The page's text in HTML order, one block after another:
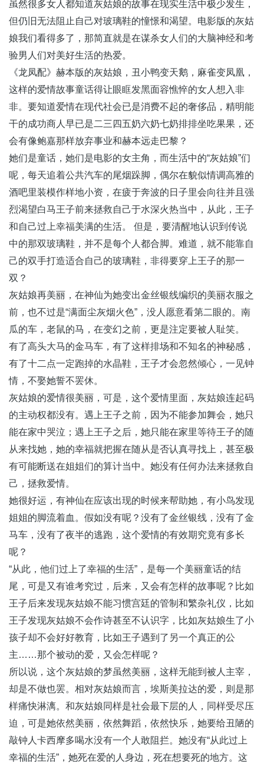
虽然很多女人都知道灰姑娘的故事在现实生活中极少发生，
但仍旧无法阻止自己对玻璃鞋的憧憬和渴望。电影版的灰姑
娘我们看得多了，那简直就是在谋杀女人们的大脑神经和考
验男人们对美好生活的热爱。
《龙凤配》赫本版的灰姑娘，丑小鸭变天鹅，麻雀变凤凰，
这样的爱情故事童话得让眼眶发黑面容憔悴的女人想入非
非。要知道爱情在现代社会已是消费不起的奢侈品，精明能
干的成功商人早已是二三四五奶六奶七奶排排坐吃果果，还
会有像鲍嘉那样放弃事业和赫本远走巴黎？
她们是童话，她们是电影的女主角，而生活中的“灰姑娘”们
呢，每天追着公共汽车的尾烟跺脚，偶尔在貌似情调高雅的
酒吧里装模作样地小资，在疲于奔波的日子里会向往并且强
烈渴望白马王子前来拯救自己于水深火热当中，从此，王子
和自己过上幸福美满的生活。 但是，要清醒地认识到传说
中的那双玻璃鞋，并不是每个人都合脚。难道，就不能靠自
己的双手打造适合自己的玻璃鞋，非得要穿上王子的那一
双？
灰姑娘再美丽，在神仙为她变出金丝银线编织的美丽衣服之
前，也不过是“满面尘灰烟火色”，没人愿意看第二眼的。南
瓜的车，老鼠的马，在变幻之前，更是注定要被人耻笑。
有了高头大马的金马车，有了这样排场和不知名的神秘感，
有了十二点一定跑掉的水晶鞋，王子才会忽然倾心，一见钟
情，不娶她誓不罢休。
灰姑娘的爱情很美丽，可是，这个爱情里面，灰姑娘连起码
的主动权都没有。遇上王子之前，因为不能参加舞会，她只
能在家中哭泣；遇上王子之后，她只能在家里等待王子的随
从来找她，她的幸福就把握在随从是否认真寻找上，甚至极
有可能断送在姐姐们的算计当中。她没有任何办法来拯救自
己，拯救爱情。
她很好运，有神仙在应该出现的时候来帮助她，有小鸟发现
姐姐的脚流着血。假如没有呢？没有了金丝银线，没有了金
马车，没有了夜半的逃跑，这个爱情的有效期究竟有多长
呢？
“从此，他们过上了幸福的生活”，是每一个美丽童话的结
尾，可是又有谁考究过，后来，又会有怎样的故事呢？比如
王子后来发现灰姑娘不能习惯宫廷的管制和繁杂礼仪，比如
王子发现灰姑娘不会作诗甚至不认识字，比如灰姑娘生了小
孩子却不会好好教育，比如王子遇到了另一个真正的公
主……那个被动的爱，又会怎样呢？
所以说，这个灰姑娘的梦虽然美丽，这样无能到被人主宰，
却是不做也罢。相对灰姑娘而言，埃斯美拉达的爱，则是那
样痛快淋漓。和灰姑娘同样是社会最下层的人，同样受尽压
迫，可是她依然美丽，依然舞蹈，依然快乐，她要给丑陋的
敲钟人卡西摩多喝水没有一个人敢阻拦。她没有“从此过上
幸福的生活”，她死在爱的人身边，死在想要死的地方。这